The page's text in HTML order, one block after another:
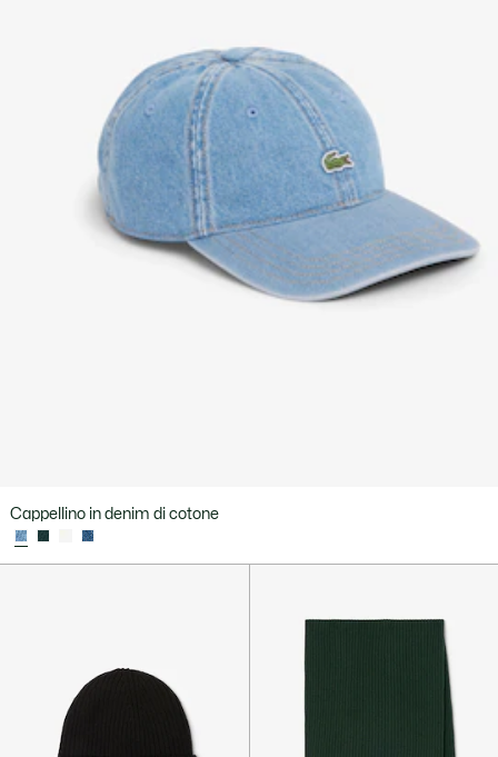
Cappellino in denim di cotone